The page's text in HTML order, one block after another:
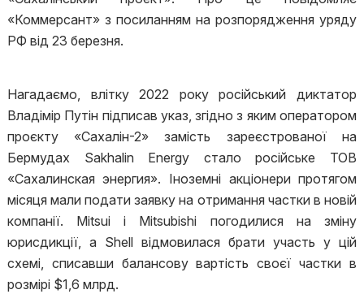
«Коммерсант» з посиланням на розпорядження уряду
РФ від 23 березня.
Нагадаємо, влітку 2022 року російський диктатор
Владімір Путін підписав указ, згідно з яким оператором
проєкту «Сахалін-2» замість зареєстрованої на
Бермудах Sakhalin Energy стало російське ТОВ
«Сахалинская энергия». Іноземні акціонери протягом
місяця мали подати заявку на отримання частки в новій
компанії. Mitsui і Mitsubishi погодилися на зміну
юрисдикції, а Shell відмовилася брати участь у цій
схемі, списавши балансову вартість своєї частки в
розмірі $1,6 млрд.